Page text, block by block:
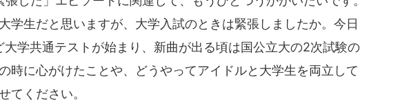
学生だと思いますが、大学入試のときは緊張しましたか。今日
大学共通テストが始まり、新曲が出る頃は国公立大の2次試験の
時に心がけたことや、どうやってアイドルと大学生を両立して
てください。